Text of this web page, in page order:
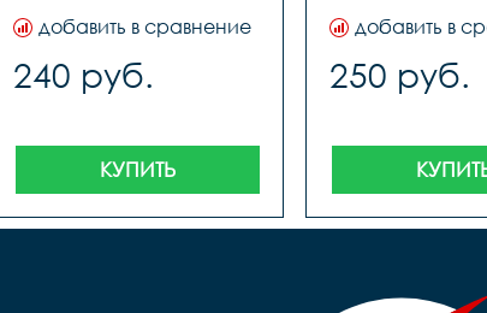
добавить в сравнение
240 руб.
КУПИТЬ
добавить в
250 руб.